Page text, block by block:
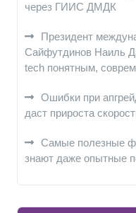
через ГИИС ДМДК
Президент
Сайфутдинов Наиль
tech понятным,
Ошибки при
даст прироста
Самые полезные
знают даже опытные